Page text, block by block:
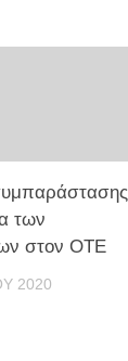
των
στον ΟΤΕ
2020